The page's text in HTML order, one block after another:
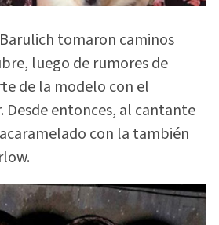
tomaron caminos
luego de rumores de
de la modelo con el
entonces, al cantante
con la también